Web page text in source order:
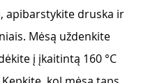
apibarstykite druska ir
Mėsą uždenkite
į įkaitintą 160 °C